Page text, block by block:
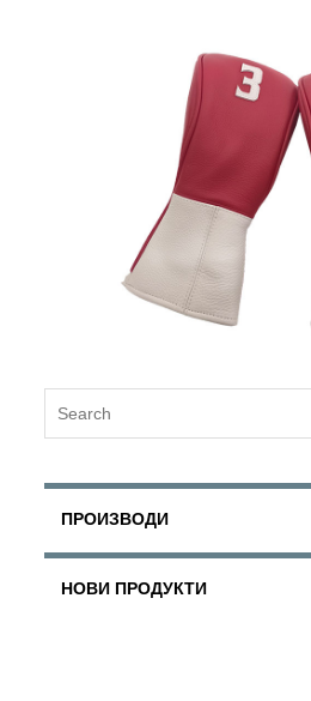
ПРОИЗВОДИ
НОВИ ПРОДУКТИ